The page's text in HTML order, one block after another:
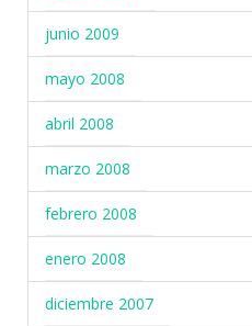
junio 2009
mayo 2008
abril 2008
marzo 2008
febrero 2008
enero 2008
diciembre 2007